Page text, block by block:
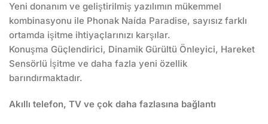
Yeni donanım ve geliştirilmiş yazılımın mükemmel
kombinasyonu ile Phonak Naída Paradise, sayısız farklı
ortamda işitme ihtiyaçlarınızı karşılar.
Konuşma Güçlendirici, Dinamik Gürültü Önleyici, Hareket
Sensörlü İşitme ve daha fazla yeni özellik
barındırmaktadır.
Akıllı telefon, TV ve çok daha fazlasına bağlantı